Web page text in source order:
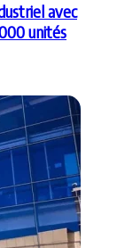
avec
unités